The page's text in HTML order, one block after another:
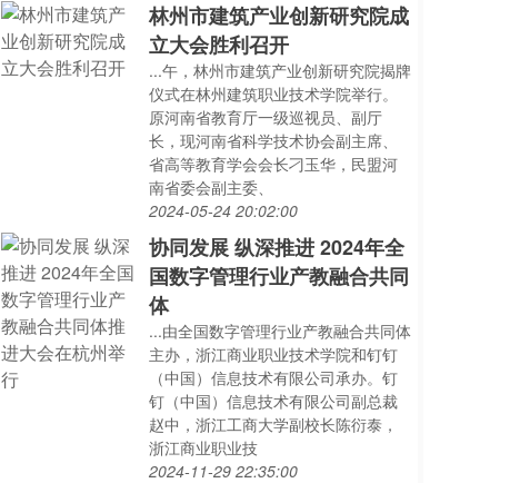
林州市建筑产业创新研究院成
立大会胜利召开
...午，林州市建筑产业创新研究院揭牌
仪式在林州建筑职业技术学院举行。
原河南省教育厅一级巡视员、副厅
长，现河南省科学技术协会副主席、
省高等教育学会会长刁玉华，民盟河
南省委会副主委、
2024-05-24 20:02:00
协同发展 纵深推进 2024年全
国数字管理行业产教融合共同
体
...由全国数字管理行业产教融合共同体
主办，浙江商业职业技术学院和钉钉
（中国）信息技术有限公司承办。钉
钉（中国）信息技术有限公司副总裁
赵中，浙江工商大学副校长陈衍泰，
浙江商业职业技
2024-11-29 22:35:00